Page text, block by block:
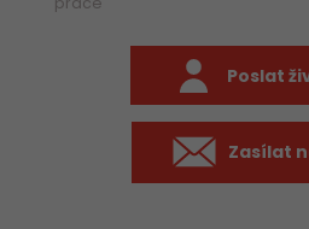
Poslat
Zasílat